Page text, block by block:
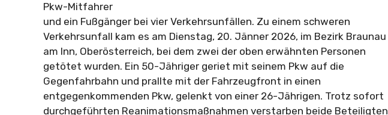
Pkw-Mitfahrer
und ein Fußgänger bei vier Verkehrsunfällen. Zu einem schweren
Verkehrsunfall kam es am Dienstag, 20. Jänner 2026, im Bezirk Braunau
am Inn, Oberösterreich, bei dem zwei der oben erwähnten Personen
getötet wurden. Ein 50-Jähriger geriet mit seinem Pkw auf die
Gegenfahrbahn und prallte mit der Fahrzeugfront in einen
entgegenkommenden Pkw, gelenkt von einer 26-Jährigen. Trotz sofort
durchgeführten Reanimationsmaßnahmen verstarben beide Beteiligten